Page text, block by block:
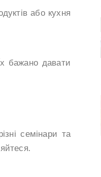
або кухня
бажано давати
семінари та